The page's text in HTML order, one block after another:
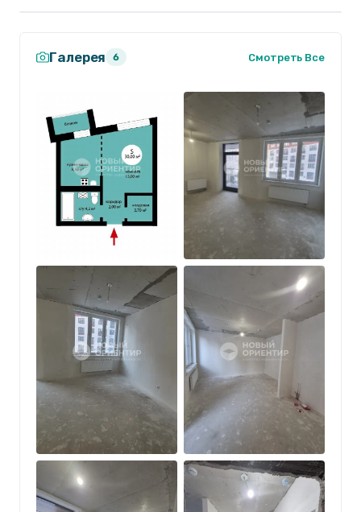
балкон, напоминающий небольшую террасу с
В квартире установлены энергоэффективные
стеклопакеты, улучшенная тепло- и
шумоизоляция, система терморегуляции
радиаторов (минимизируют платежи).
На территории комплекса большая прогулочная
зона с локациями для детей, отдыха, работы или
просто прогулок на свежем воздухе. Двор и
входные группы оборудованы видеонаблюдением
и охраной.
Центр города, развитый район, комфортная
переменная этажность домов с прекрасными
видовыми характеристиками, благородные
фасады, стильный проект от крупного
застройщика. Уютные дворы с продуманным
Галерея 6 Смотреть Все